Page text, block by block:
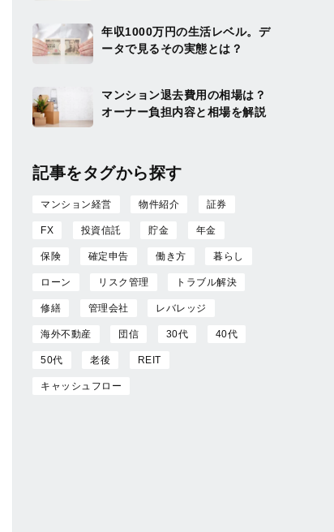
年収1000万円の生活レベル。デ
ータで見るその実態とは？
マンション退去費用の相場は？
オーナー負担内容と相場を解説
記事をタグから探す
マンション経営 物件紹介 証券
FX 投資信託 貯金 年金
保険 確定申告 働き方 暮らし
ローン リスク管理 トラブル解決
修繕 管理会社 レバレッジ
海外不動産 団信 30代 40代
50代 老後 REIT
キャッシュフロー